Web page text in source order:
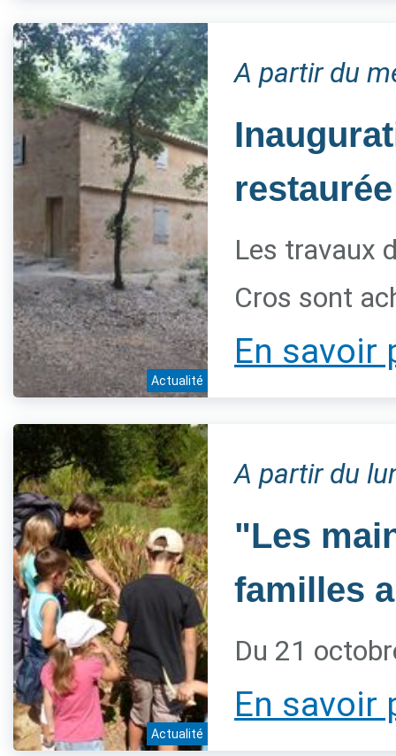
Actualité
A partir du
Les travaux
Cros sont
En savoir
Actualité
A partir du
"Les
familles
Du 21
En savoir